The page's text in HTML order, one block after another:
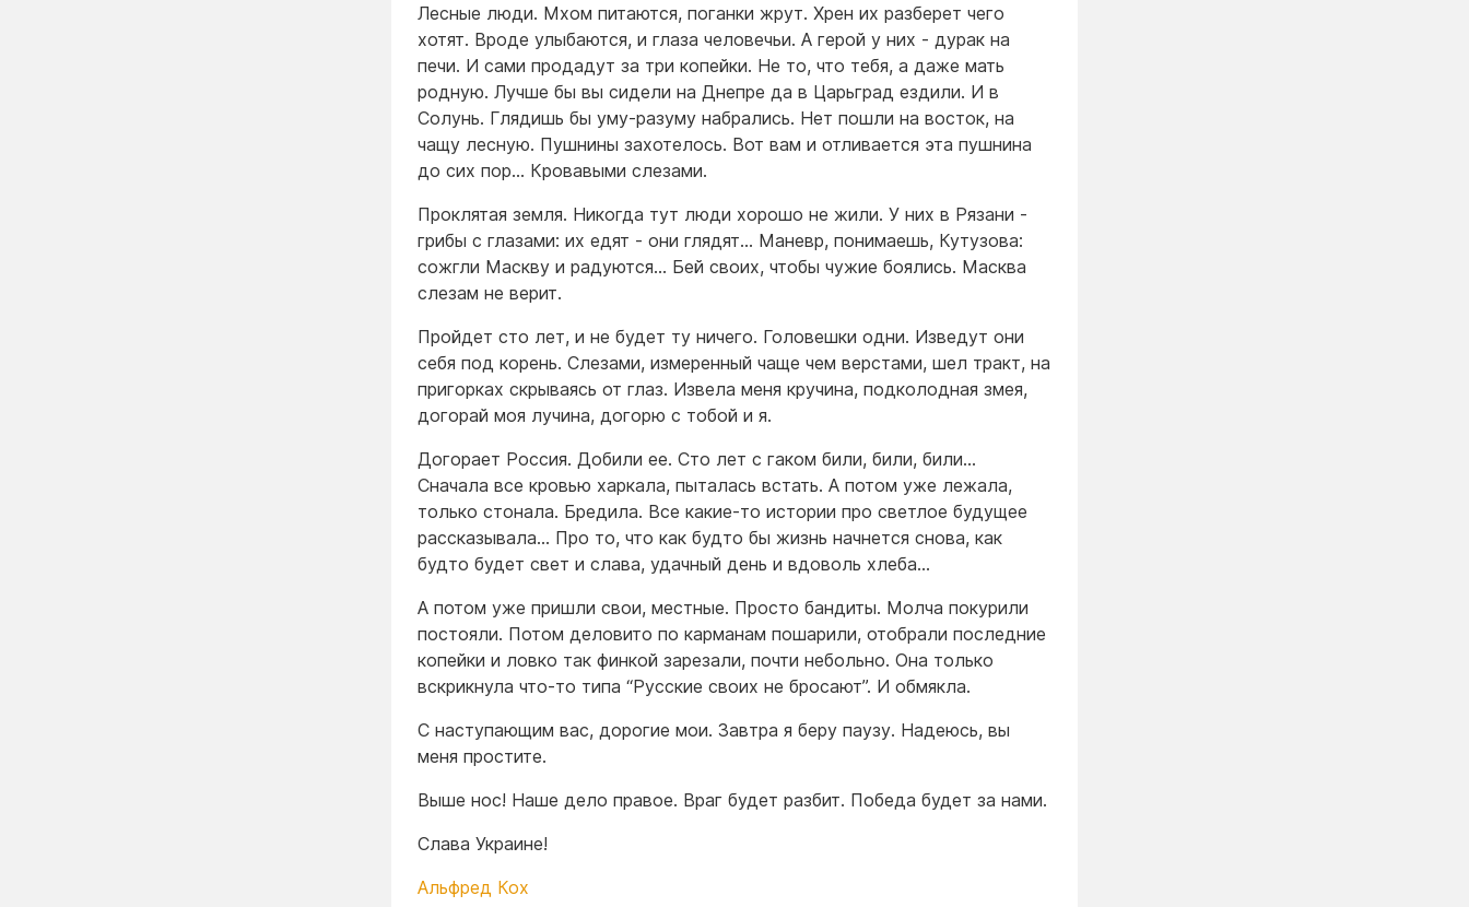
Лесные люди. Мхом питаются, поганки жрут. Хрен их разберет чего
хотят. Вроде улыбаются, и глаза человечьи. А герой у них - дурак на
печи. И сами продадут за три копейки. Не то, что тебя, а даже мать
родную. Лучше бы вы сидели на Днепре да в Царьград ездили. И в
Солунь. Глядишь бы уму-разуму набрались. Нет пошли на восток, на
чащу лесную. Пушнины захотелось. Вот вам и отливается эта пушнина
до сих пор… Кровавыми слезами.
Проклятая земля. Никогда тут люди хорошо не жили. У них в Рязани -
грибы с глазами: их едят - они глядят… Маневр, понимаешь, Кутузова:
сожгли Маскву и радуются… Бей своих, чтобы чужие боялись. Масква
слезам не верит.
Пройдет сто лет, и не будет ту ничего. Головешки одни. Изведут они
себя под корень. Слезами, измеренный чаще чем верстами, шел тракт, на
пригорках скрываясь от глаз. Извела меня кручина, подколодная змея,
догорай моя лучина, догорю с тобой и я.
Догорает Россия. Добили ее. Сто лет с гаком били, били, били…
Сначала все кровью харкала, пыталась встать. А потом уже лежала,
только стонала. Бредила. Все какие-то истории про светлое будущее
рассказывала… Про то, что как будто бы жизнь начнется снова, как
будто будет свет и слава, удачный день и вдоволь хлеба…
А потом уже пришли свои, местные. Просто бандиты. Молча покурили
постояли. Потом деловито по карманам пошарили, отобрали последние
копейки и ловко так финкой зарезали, почти небольно. Она только
вскрикнула что-то типа “Русские своих не бросают”. И обмякла.
С наступающим вас, дорогие мои. Завтра я беру паузу. Надеюсь, вы
меня простите.
Выше нос! Наше дело правое. Враг будет разбит. Победа будет за нами.
Слава Украине!
Альфред Кох